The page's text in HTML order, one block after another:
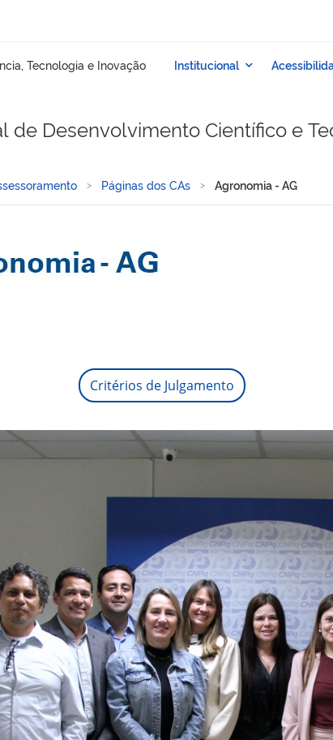
de Desenvolvimento Científico e
Páginas dos CAs Agronomia - AG
Critérios de Julgamento